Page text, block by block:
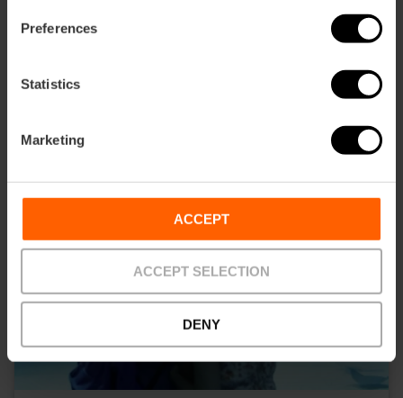
Preferences
Statistics
Marketing
ACCEPT
ACCEPT SELECTION
DENY